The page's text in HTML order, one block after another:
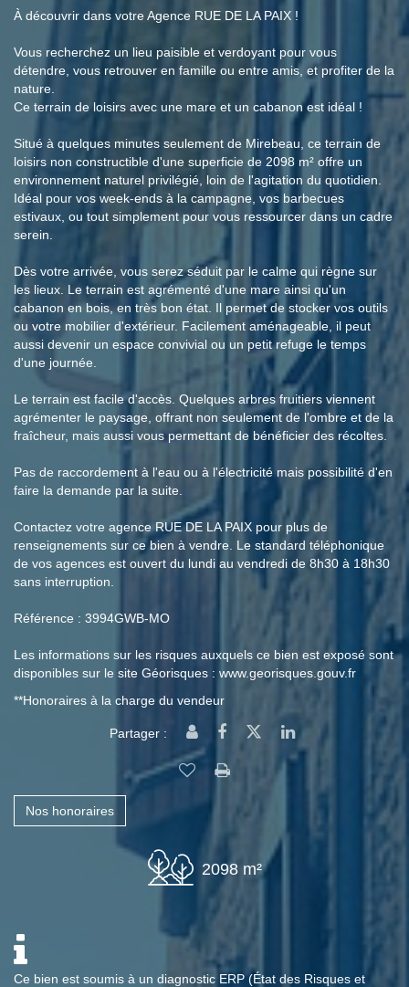
À découvrir dans votre Agence RUE DE LA PAIX !
Vous recherchez un lieu paisible et verdoyant pour vous
détendre, vous retrouver en famille ou entre amis, et profiter de la
nature.
Ce terrain de loisirs avec une mare et un cabanon est idéal !
Situé à quelques minutes seulement de Mirebeau, ce terrain de
loisirs non constructible d'une superficie de 2098 m² offre un
environnement naturel privilégié, loin de l'agitation du quotidien.
Idéal pour vos week-ends à la campagne, vos barbecues
estivaux, ou tout simplement pour vous ressourcer dans un cadre
serein.
Dès votre arrivée, vous serez séduit par le calme qui règne sur
les lieux. Le terrain est agrémenté d'une mare ainsi qu'un
cabanon en bois, en très bon état. Il permet de stocker vos outils
ou votre mobilier d'extérieur. Facilement aménageable, il peut
aussi devenir un espace convivial ou un petit refuge le temps
d'une journée.
Le terrain est facile d'accès. Quelques arbres fruitiers viennent
agrémenter le paysage, offrant non seulement de l'ombre et de la
fraîcheur, mais aussi vous permettant de bénéficier des récoltes.
Pas de raccordement à l'eau ou à l'électricité mais possibilité d'en
faire la demande par la suite.
Contactez votre agence RUE DE LA PAIX pour plus de
renseignements sur ce bien à vendre. Le standard téléphonique
de vos agences est ouvert du lundi au vendredi de 8h30 à 18h30
sans interruption.
Référence : 3994GWB-MO
Les informations sur les risques auxquels ce bien est exposé sont
disponibles sur le site Géorisques : www.georisques.gouv.fr
**Honoraires à la charge du vendeur
Partager :
Nos honoraires
2098 m²
Ce bien est soumis à un diagnostic ERP (État des Risques et